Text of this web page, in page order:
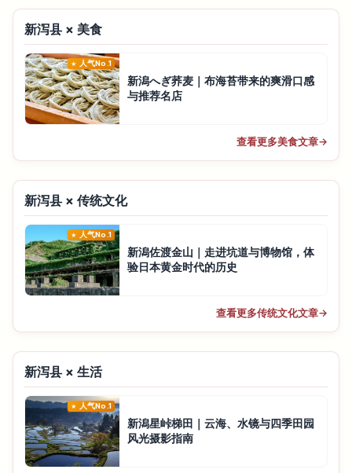
新泻县 × 美食
人气No.1
新潟へぎ荞麦｜布海苔带来的爽滑口感
与推荐名店
查看更多美食文章→
新泻县 × 传统文化
人气No.1
新潟佐渡金山｜走进坑道与博物馆，体
验日本黄金时代的历史
查看更多传统文化文章→
新泻县 × 生活
人气No.1
新潟星峠梯田｜云海、水镜与四季田园
风光摄影指南